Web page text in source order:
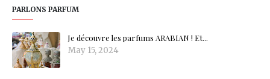
PARLONS PARFUM
Je découvre les parfums ARABIAN ! Et...
May 15, 2024